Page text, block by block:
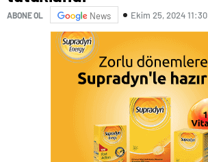
ABONE OL News Ekim 25, 2024 11:30